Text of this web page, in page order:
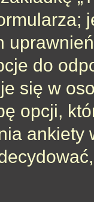
do
się w
opcji,
ankiety